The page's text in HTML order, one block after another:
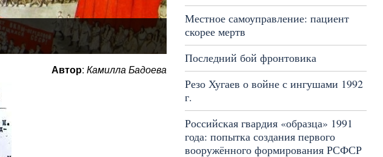
Местное самоуправление: пациент
скорее мертв
Последний бой фронтовика
Резо Хугаев о войне с ингушами 1992
г.
Российская гвардия «образца» 1991
года: попытка создания первого
вооружённого формирования РСФСР
Автор: Камилла Бадоева